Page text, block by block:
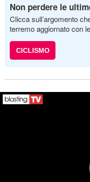
Non perdere le
Clicca sull’argomento
terremo aggiornato con
CICLISMO